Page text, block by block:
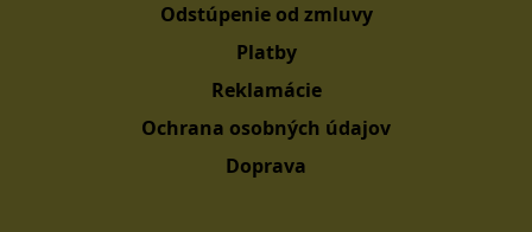
Odstúpenie od zmluvy
Platby
Reklamácie
Ochrana osobných údajov
Doprava